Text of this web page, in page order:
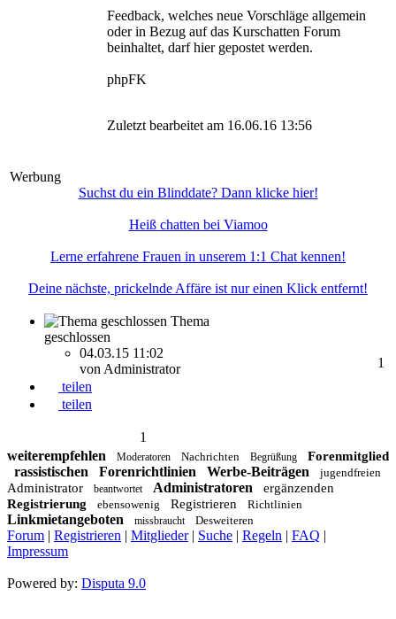
Feedback, welches neue Vorschläge allgemein
oder in Bezug auf das Kurschatten Forum
beinhaltet, darf hier gepostet werden.
phpFK
Zuletzt bearbeitet am 16.06.16 13:56
Werbung
Suchst du ein Blinddate? Dann klicke hier!
Heiß chatten bei Viamoo
Lerne erfahrene Frauen in unserem 1:1 Chat kennen!
Deine nächste, prickelnde Affäre ist nur einen Klick entfernt!
Thema
geschlossen
04.03.15 11:02
von Administrator
teilen
teilen
1
1
weiterempfehlen
Moderatoren Nachrichten Begrüßung Forenmitglied
rassistischen Forenrichtlinien Werbe-Beiträgen jugendfreien
Administrator beantwortet Administratoren
ergänzenden
Registrierung
ebensowenig Registrieren Richtlinien
Linkmietangeboten missbraucht Desweiteren
Forum | Registrieren | Mitglieder| Suche | Regeln | FAQ |
Impressum
Powered by: Disputa 9.0